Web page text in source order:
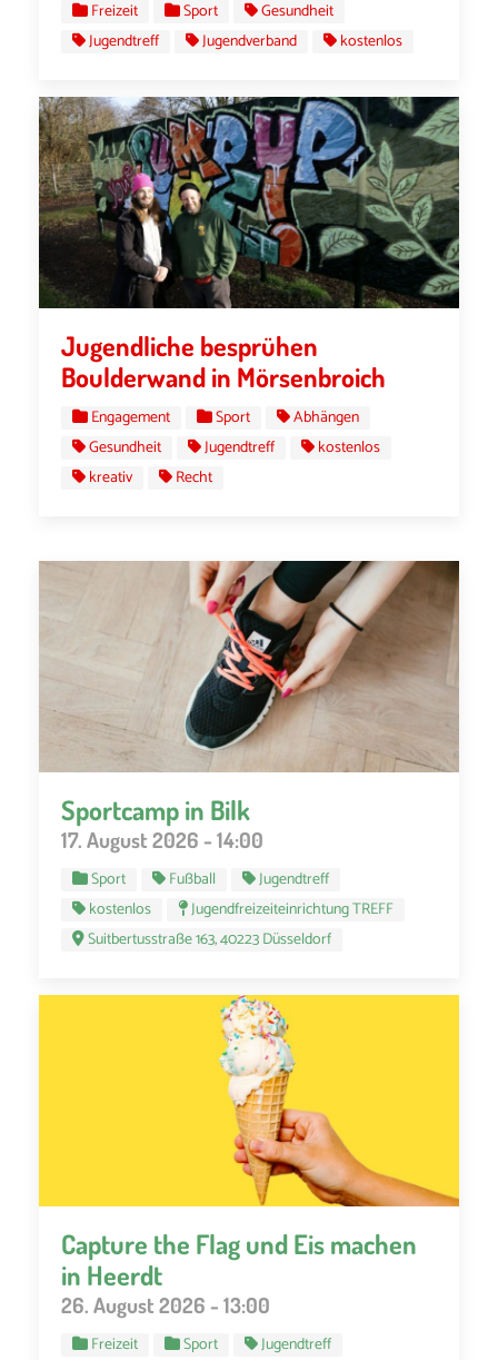
Freizeit Sport
Gesundheit
Jugendtreff
Jugendverband kostenlos
Jugendliche besprühen
Boulderwand in Mörsenbroich
Engagement Sport
Abhängen
Gesundheit
Jugendtreff
kostenlos
kreativ
Recht
Sportcamp in Bilk
17. August 2026 - 14:00
Sport Fußball
Jugendtreff
kostenlos
Jugendfreizeiteinrichtung TREFF
Suitbertusstraße 163, 40223 Düsseldorf
Capture the Flag und Eis machen
in Heerdt
26. August 2026 - 13:00
Freizeit Sport
Jugendtreff